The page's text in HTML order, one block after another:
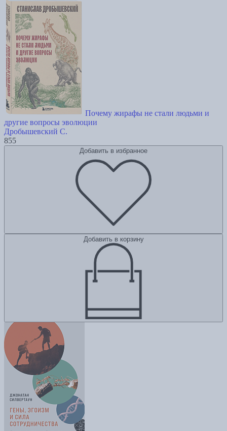
Почему жирафы не стали людьми и
другие вопросы эволюции
Дробышевский С.
855
Добавить в избранное
Добавить в корзину